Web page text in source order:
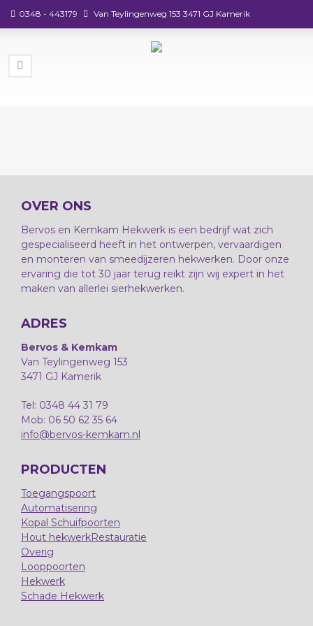
0348 - 443179 Van Teylingenweg 153 3471 GJ Kamerik
OVER ONS
Bervos en Kemkam Hekwerk is een bedrijf wat zich
gespecialiseerd heeft in het ontwerpen, vervaardigen
en monteren van smeedijzeren hekwerken. Door onze
ervaring die tot 30 jaar terug reikt zijn wij expert in het
maken van allerlei sierhekwerken.
ADRES
Bervos & Kemkam
Van Teylingenweg 153
3471 GJ Kamerik
Tel: 0348 44 31 79
Mob: 06 50 62 35 64
info@bervos-kemkam.nl
PRODUCTEN
Toegangspoort
Automatisering
Kopal Schuifpoorten
Hout hekwerkRestauratie
Overig
Looppoorten
Hekwerk
Schade Hekwerk